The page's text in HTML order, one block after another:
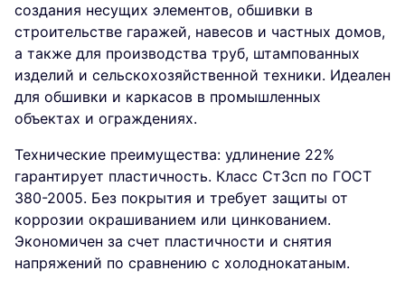
создания несущих элементов, обшивки в
строительстве гаражей, навесов и частных домов,
а также для производства труб, штампованных
изделий и сельскохозяйственной техники. Идеален
для обшивки и каркасов в промышленных
объектах и ограждениях.
Технические преимущества: удлинение 22%
гарантирует пластичность. Класс Ст3сп по ГОСТ
380-2005. Без покрытия и требует защиты от
коррозии окрашиванием или цинкованием.
Экономичен за счет пластичности и снятия
напряжений по сравнению с холоднокатаным.